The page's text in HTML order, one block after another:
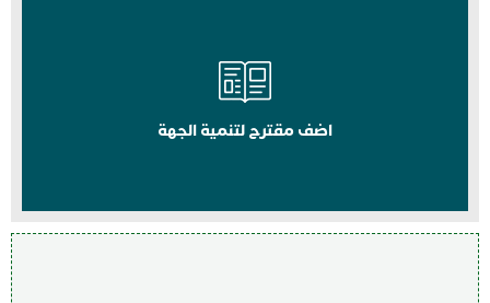
اضف مقترح لتنمية الجهة